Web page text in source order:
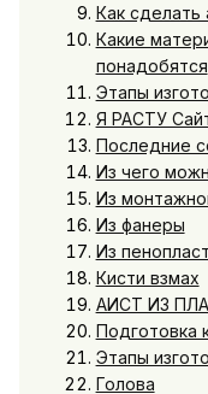
Как сделать
Какие
понадобятся
Этапы
Я РАСТУ
Последние
Из чего
Из
Из фанеры
Из
Кисти взмах
АИСТ ИЗ
Подготовка
Этапы
Голова